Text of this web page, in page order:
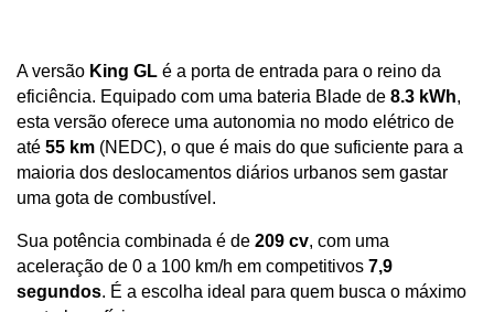
A versão King GL é a porta de entrada para o reino da
eficiência. Equipado com uma bateria Blade de 8.3 kWh,
esta versão oferece uma autonomia no modo elétrico de
até 55 km (NEDC), o que é mais do que suficiente para a
maioria dos deslocamentos diários urbanos sem gastar
uma gota de combustível.
Sua potência combinada é de 209 cv, com uma
aceleração de 0 a 100 km/h em competitivos 7,9
segundos. É a escolha ideal para quem busca o máximo